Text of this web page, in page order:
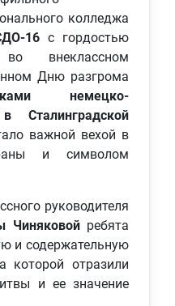
колледжа
16с гордостью
внеклассном
Дню разгрома
немецко-
Сталинградской
важной вехой в
и символом
руководителя
Чиняковойребята
и содержательную
которой отразили
и ее значение